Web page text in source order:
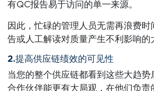
有QC报告易于访问的单一来源。
因此，忙碌的管理人员无需再浪费时
告或人工解读对质量产生不利影响的
2.提高供应链绩效的可见性
当您的整个供应链都看到这些大趋势
合作伙伴能更有大局观，在他们负责